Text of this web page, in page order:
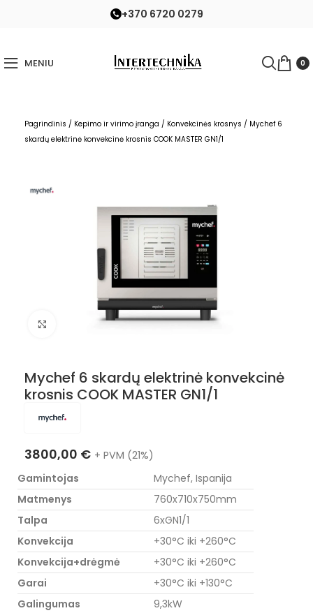
+370 6720 0279
MENIU 0
Pagrindinis / Kepimo ir virimo įranga / Konvekcinės krosnys / Mychef 6
skardų elektrinė konvekcinė krosnis COOK MASTER GN1/1
Nuotraukos padidinimas
Mychef 6 skardų elektrinė konvekcinė
krosnis COOK MASTER GN1/1
3800,00 € + PVM (21%)
Gamintojas
Mychef, Ispanija
Matmenys
760x710x750mm
Talpa
6xGN1/1
Konvekcija
+30°C iki +260°C
Konvekcija+drėgmė
+30°C iki +260°C
Garai
+30°C iki +130°C
Galingumas
9,3kW